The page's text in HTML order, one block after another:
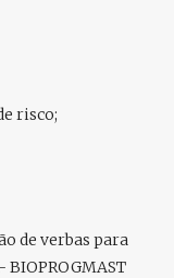
risco;
de verbas para